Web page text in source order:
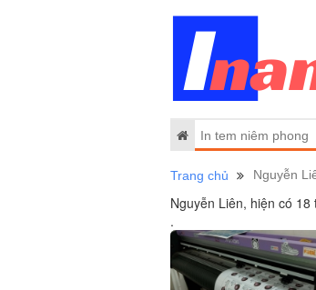
In tem niêm phong
Trang chủ Nguyễn
Nguyễn Liên, hiện có 18
.